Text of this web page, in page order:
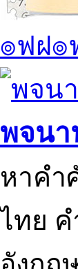
๏ฟฝ๏
พจนา
หาคำ
ไทย